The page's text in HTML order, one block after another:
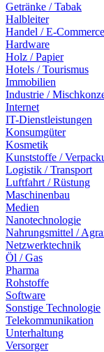
Getränke / Tabak
Halbleiter
Handel / E-Commerce
Hardware
Holz / Papier
Hotels / Tourismus
Immobilien
Industrie /
Internet
IT-Dienstleistungen
Konsumgüter
Kosmetik
Kunststoffe /
Logistik / Transport
Luftfahrt / Rüstung
Maschinenbau
Medien
Nanotechnologie
Nahrungsmittel /
Netzwerktechnik
Öl / Gas
Pharma
Rohstoffe
Software
Sonstige Technologie
Telekommunikation
Unterhaltung
Versorger